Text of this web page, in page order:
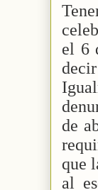
el 6
de
que
al